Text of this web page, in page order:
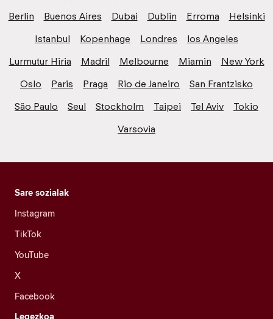
Berlin
Buenos Aires Dubai Dublin Erroma
Helsinki
Istanbul
Kopenhage Londres
los Angeles
Lurmutur Hiria
Madril Melbourne Miamin
New York
Oslo
Paris Praga Rio de Janeiro
San Frantzisko
São Paulo
Seul Stockholm Taipei Tel Aviv
Tokio
Varsovia
Sare sozialak
Instagram
TikTok
YouTube
X
Facebook